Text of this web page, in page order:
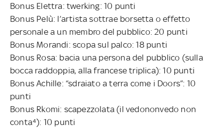
Bonus Elettra: twerking: 10 punti
Bonus Pelù: l’artista sottrae borsetta o effetto
personale a un membro del pubblico: 20 punti
Bonus Morandi: scopa sul palco: 18 punti
Bonus Rosa: bacia una persona del pubblico (sulla
bocca raddoppia, alla francese triplica): 10 punti
Bonus Achille: “sdraiato a terra come i Doors”: 10
punti
Bonus Rkomi: scapezzolata (il vedononvedo non
conta⁴): 10 punti